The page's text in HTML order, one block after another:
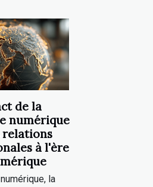
de la
numérique
relations
à l'ère
la